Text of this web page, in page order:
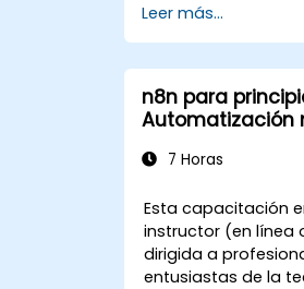
software de
y CRMs.
Construir
para el
monitoreo de
segmentación
Aplicar
resultados del
Leer más...
n8n para
Automatización
7 Horas
Esta capacitación
instructor (en línea
dirigida a
entusiastas de la